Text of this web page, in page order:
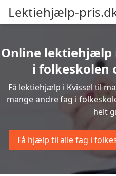
Lektiehjælp-
Online lektiehjælp
i folkeskolen
Få lektiehjælp i Kvissel til
mange andre fag i
helt
Få hjælp til alle fag i